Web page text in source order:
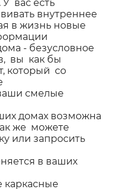
вас есть
внутреннее
в жизнь новые
- безусловное
вы как бы
который со
смелые
домах возможна
же можете
или запросить
в ваших
каркасные